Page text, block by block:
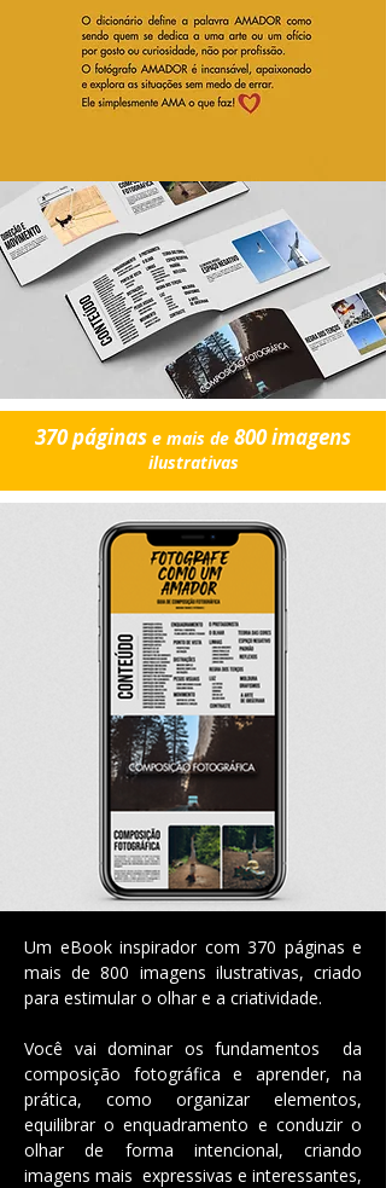
370 páginas e mais de 800 imagens
ilustrativas
Um eBook inspirador com 370 páginas e
mais de 800 imagens ilustrativas, criado
para estimular o olhar e a criatividade.
Você vai dominar os fundamentos da
composição fotográfica e aprender, na
prática, como organizar elementos,
equilibrar o enquadramento e conduzir o
olhar de forma intencional, criando
imagens mais expressivas e interessantes,